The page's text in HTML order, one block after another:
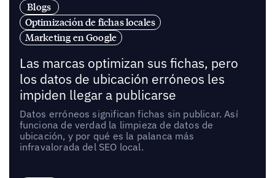
Blogs
Optimización de fichas locales
Marketing en Google
Las marcas optimizan sus fichas, pero
los datos de ubicación erróneos les
impiden llegar a publicarse
Datos erróneos significan fichas sin publicar. Así
funciona de verdad la limpieza de datos de
ubicación, y por qué es la palanca más
infravalorada del SEO local.